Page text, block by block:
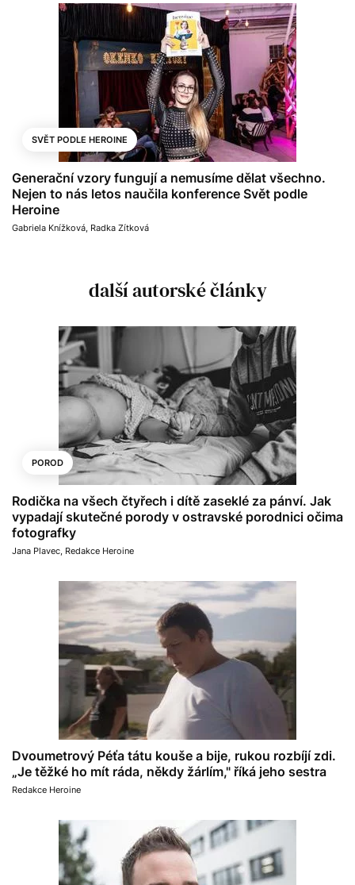
SVĚT PODLE HEROINE
Generační vzory fungují a nemusíme dělat všechno.
Nejen to nás letos naučila konference Svět podle
Heroine
Gabriela Knížková, Radka Zítková
další autorské články
POROD
Rodička na všech čtyřech i dítě zaseklé za pánví. Jak
vypadají skutečné porody v ostravské porodnici očima
fotografky
Jana Plavec, Redakce Heroine
Dvoumetrový Péťa tátu kouše a bije, rukou rozbíjí zdi.
„Je těžké ho mít ráda, někdy žárlím," říká jeho sestra
Redakce Heroine